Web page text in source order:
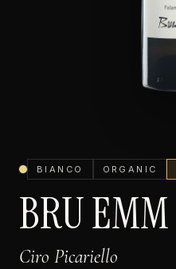
BIANCO ORGANIC
BRU EMM
Ciro Picariello